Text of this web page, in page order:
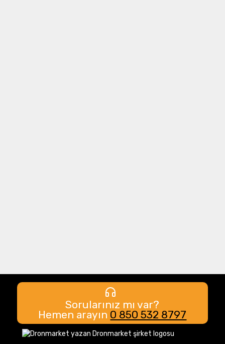
Sorularınız mı var?
Hemen arayın 0 850 532 8797